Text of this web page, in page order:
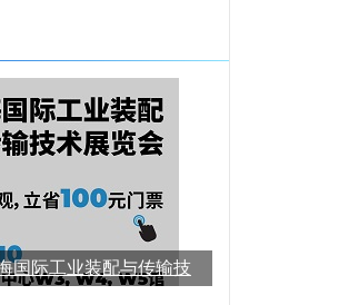
国际工业装配与传输技